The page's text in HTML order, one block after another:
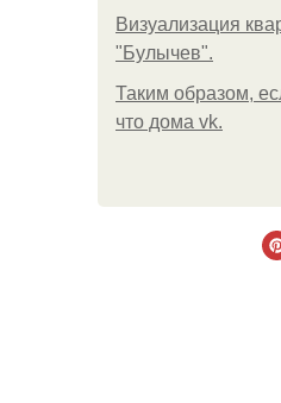
Визуализация
"Булычев".
Таким образом,
что дома vk.